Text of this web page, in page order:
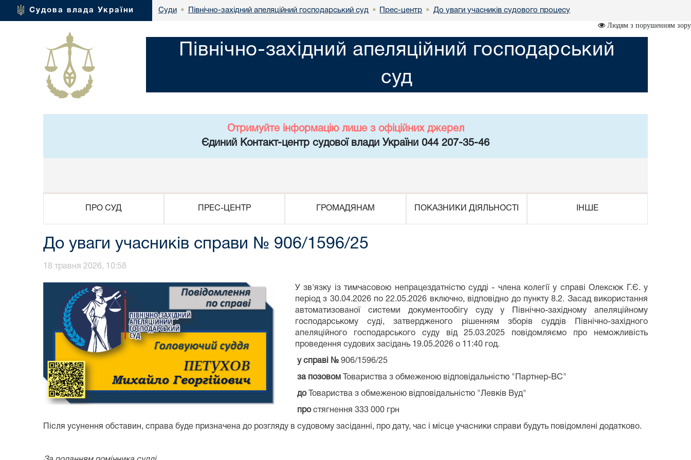
Судова влада України Суди • Північно-західний апеляційний господарський суд • Прес-центр • До уваги учасників судового процесу
Людям з порушенням зору
Північно-західний апеляційний господарський
суд
Отримуйте інформацію лише з офіційних джерел
Єдиний Контакт-центр судової влади України 044 207-35-46
ПРО СУД ПРЕС-ЦЕНТР ГРОМАДЯНАМ ПОКАЗНИКИ ДІЯЛЬНОСТІ ІНШЕ
До уваги учасників справи № 906/1596/25
18 травня 2026, 10:58
У зв'язку із тимчасовою непрацездатністю судді - члена колегії у справі Олексюк Г.Є. у
період з 30.04.2026 по 22.05.2026 включно, відповідно до пункту 8.2. Засад використання
автоматизованої системи документообігу суду у Північно-західному апеляційному
господарському суді, затвердженого рішенням зборів суддів Північно-західного
апеляційного господарського суду від 25.03.2025 повідомляємо про неможливість
проведення судових засідань 19.05.2026 о 11:40 год.
у справі № 906/1596/25
за позовом Товариства з обмеженою відповідальністю "Партнер-ВС"
доТовариства з обмеженою відповідальністю "Левків Вуд"
простягнення 333 000 грн
Після усунення обставин, справа буде призначена до розгляду в судовому засіданні, про дату, час і місце учасники справи будуть повідомлені додатково.